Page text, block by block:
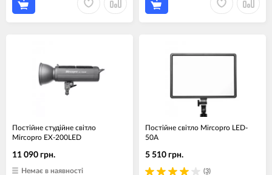
Постійне студійне світло
Mircopro EX-200LED
11 090 грн.
Немає в наявності
Постійне світло Mircopro LED-
50A
(3)
5 510 грн.